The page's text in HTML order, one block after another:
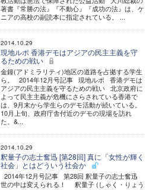
著書『常勝の法』『不動心』『成功の法』は、ケ
ニアの高校の副読本に指定されている。 ...
2014.10.29
現地ルポ 香港デモはアジアの民主主義を守
るための戦い
金鐘(アドミラリティ)地区の道路を占拠する学生
ら。 2014年12月号記事 現地ルポ 香港デモは
アジアの民主主義を守るための戦い 北京政府に
よって民主主義が危機にさらされている香港で
は、9月末から学生らのデモ活動が続いている。
10月上旬、政府庁舎付近のデモの現場を訪れ
た。&...
2014.10.29
釈量子の志士奮迅 [第28回] 真に「女性が輝く
社会」とはどういう社会か
2014年12月号記事 第28回 釈量子の志士奮迅
世の中は変えられる！ 釈量子 (しゃく・りょう